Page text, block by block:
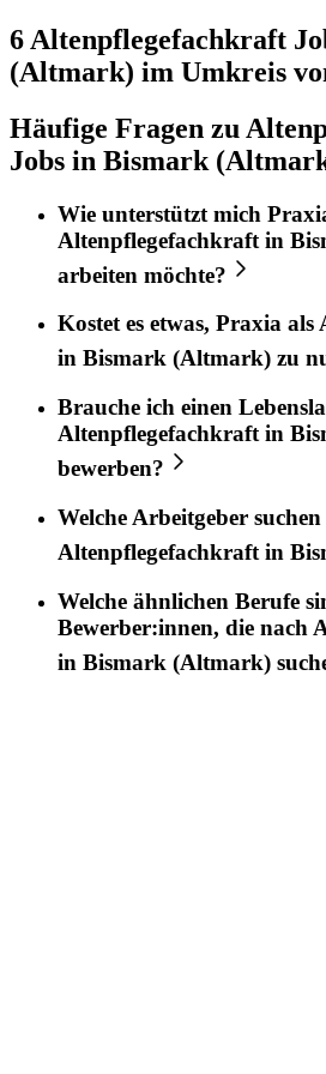
6 Altenpflegefachkraft
(Altmark) im Umkreis
Häufige Fragen zu
Jobs in Bismark
Wie unterstützt mich
Altenpflegefachkraft in
arbeiten möchte?
Kostet es etwas, Praxia als
in Bismark (Altmark) zu
Brauche ich einen
Altenpflegefachkraft in
bewerben?
Welche Arbeitgeber
Altenpflegefachkraft in
Welche ähnlichen Berufe
Bewerber:innen, die nach
in Bismark (Altmark)